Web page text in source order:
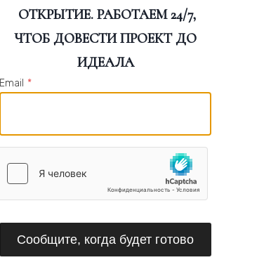
ОТКРЫТИЕ. РАБОТАЕМ 24/7,
ЧТОБ ДОВЕСТИ ПРОЕКТ ДО
ИДЕАЛА
Email *
Сообщите, когда будет готово